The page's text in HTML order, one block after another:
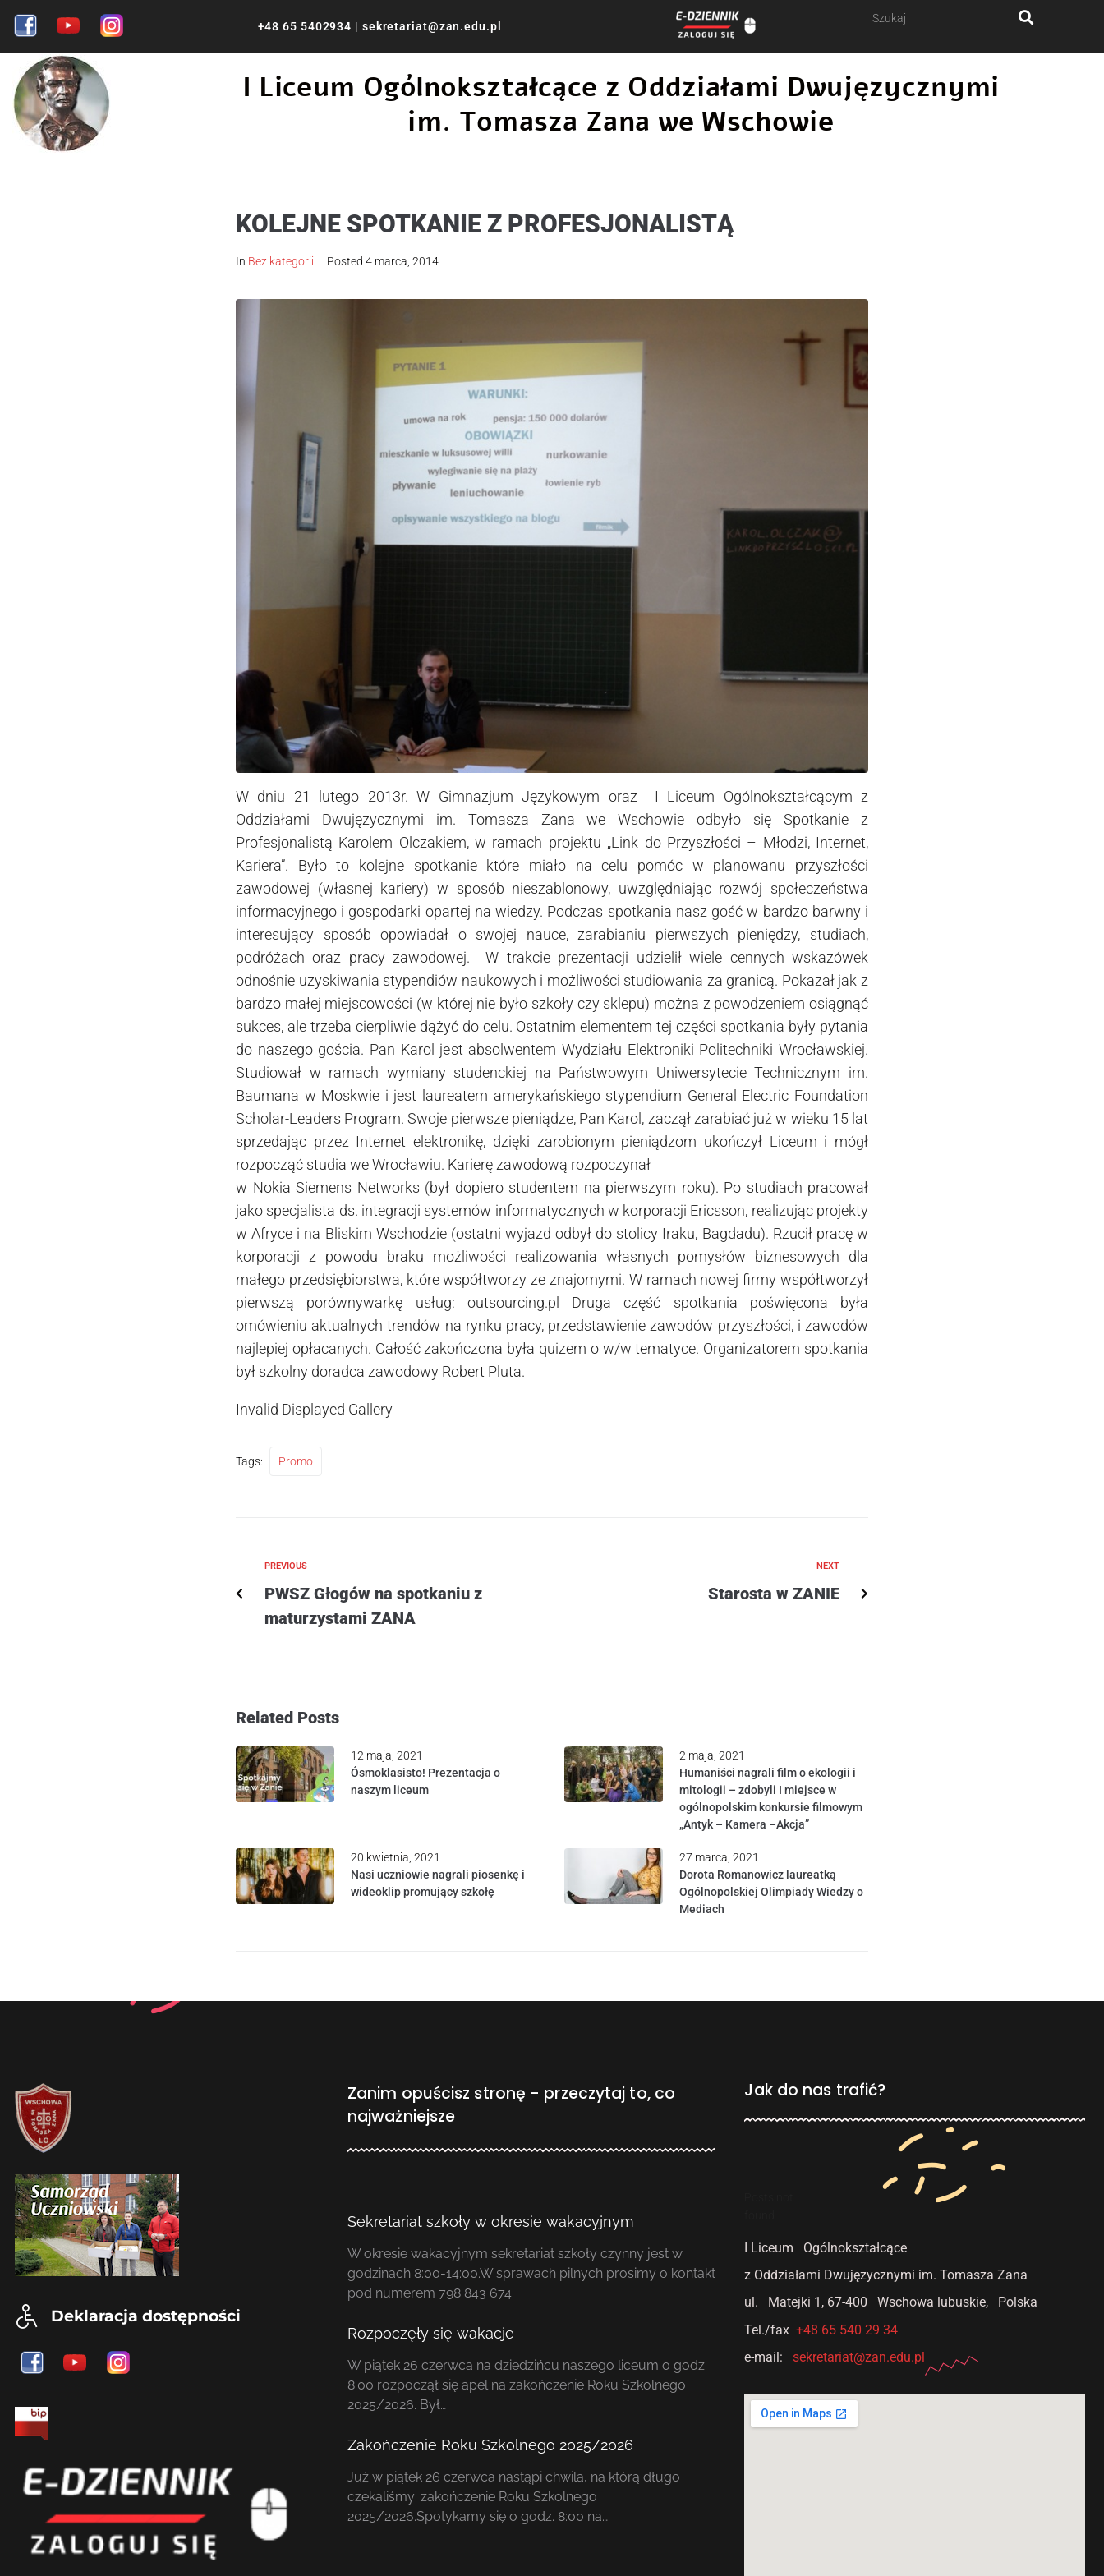
+48 65 5402934 | sekretariat@zan.edu.pl
I Liceum Ogólnokształcące z Oddziałami Dwujęzycznymi
im. Tomasza Zana we Wschowie
KOLEJNE SPOTKANIE Z PROFESJONALISTĄ
In Bez kategorii Posted 4 marca, 2014
W dniu 21 lutego 2013r. W Gimnazjum Językowym oraz I Liceum Ogólnokształcącym z
Oddziałami Dwujęzycznymi im. Tomasza Zana we Wschowie odbyło się Spotkanie z
Profesjonalistą Karolem Olczakiem, w ramach projektu „Link do Przyszłości – Młodzi, Internet,
Kariera”. Było to kolejne spotkanie które miało na celu pomóc w planowanu przyszłości
zawodowej (własnej kariery) w sposób nieszablonowy, uwzględniając rozwój społeczeństwa
informacyjnego i gospodarki opartej na wiedzy. Podczas spotkania nasz gość w bardzo barwny i
interesujący sposób opowiadał o swojej nauce, zarabianiu pierwszych pieniędzy, studiach,
podróżach oraz pracy zawodowej. W trakcie prezentacji udzielił wiele cennych wskazówek
odnośnie uzyskiwania stypendiów naukowych i możliwości studiowania za granicą. Pokazał jak z
bardzo małej miejscowości (w której nie było szkoły czy sklepu) można z powodzeniem osiągnąć
sukces, ale trzeba cierpliwie dążyć do celu. Ostatnim elementem tej części spotkania były pytania
do naszego gościa. Pan Karol jest absolwentem Wydziału Elektroniki Politechniki Wrocławskiej.
Studiował w ramach wymiany studenckiej na Państwowym Uniwersytecie Technicznym im.
Baumana w Moskwie i jest laureatem amerykańskiego stypendium General Electric Foundation
Scholar-Leaders Program. Swoje pierwsze pieniądze, Pan Karol, zaczął zarabiać już w wieku 15 lat
sprzedając przez Internet elektronikę, dzięki zarobionym pieniądzom ukończył Liceum i mógł
rozpocząć studia we Wrocławiu. Karierę zawodową rozpoczynał
w Nokia Siemens Networks (był dopiero studentem na pierwszym roku). Po studiach pracował
jako specjalista ds. integracji systemów informatycznych w korporacji Ericsson, realizując projekty
w Afryce i na Bliskim Wschodzie (ostatni wyjazd odbył do stolicy Iraku, Bagdadu). Rzucił pracę w
korporacji z powodu braku możliwości realizowania własnych pomysłów biznesowych dla
małego przedsiębiorstwa, które współtworzy ze znajomymi. W ramach nowej firmy współtworzył
pierwszą porównywarkę usług: outsourcing.pl Druga część spotkania poświęcona była
omówieniu aktualnych trendów na rynku pracy, przedstawienie zawodów przyszłości, i zawodów
najlepiej opłacanych. Całość zakończona była quizem o w/w tematyce. Organizatorem spotkania
był szkolny doradca zawodowy Robert Pluta.
Invalid Displayed Gallery
Tags: Promo
PREVIOUS
PWSZ Głogów na spotkaniu z
maturzystami ZANA
NEXT
Starosta w ZANIE
Related Posts
12 maja, 2021
Ósmoklasisto! Prezentacja o
naszym liceum
2 maja, 2021
Humaniści nagrali film o ekologii i
mitologii – zdobyli I miejsce w
ogólnopolskim konkursie filmowym
„Antyk – Kamera –Akcja”
20 kwietnia, 2021
Nasi uczniowie nagrali piosenkę i
wideoklip promujący szkołę
27 marca, 2021
Dorota Romanowicz laureatką
Ogólnopolskiej Olimpiady Wiedzy o
Mediach
Deklaracja dostępności
Zanim opuścisz stronę - przeczytaj to, co
najważniejsze
Sekretariat szkoły w okresie wakacyjnym
W okresie wakacyjnym sekretariat szkoły czynny jest w
godzinach 8:00-14:00.W sprawach pilnych prosimy o kontakt
pod numerem 798 843 674
Rozpoczęły się wakacje
W piątek 26 czerwca na dziedzińcu naszego liceum o godz.
8:00 rozpoczął się apel na zakończenie Roku Szkolnego
2025/2026. Był…
Zakończenie Roku Szkolnego 2025/2026
Już w piątek 26 czerwca nastąpi chwila, na którą długo
czekaliśmy: zakończenie Roku Szkolnego
2025/2026.Spotykamy się o godz. 8:00 na…
Jak do nas trafić?
I Liceum Ogólnokształcące
z Oddziałami Dwujęzycznymi im. Tomasza Zana
ul. Matejki 1, 67-400 Wschowa lubuskie, Polska
Tel./fax+48 65 540 29 34
e-mail:sekretariat@zan.edu.pl